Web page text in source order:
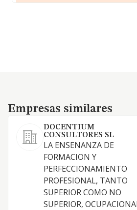
Empresas similares
Empresas similares
DOCENTIUM
CONSULTORES SL
LA ENSENANZA DE
FORMACION Y
PERFECCIONAMIENTO
PROFESIONAL, TANTO
SUPERIOR COMO NO
SUPERIOR,